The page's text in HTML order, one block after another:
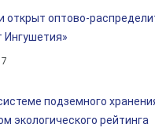
открыт оптово-
Ингушетия»
подземного
экологического рейтинга